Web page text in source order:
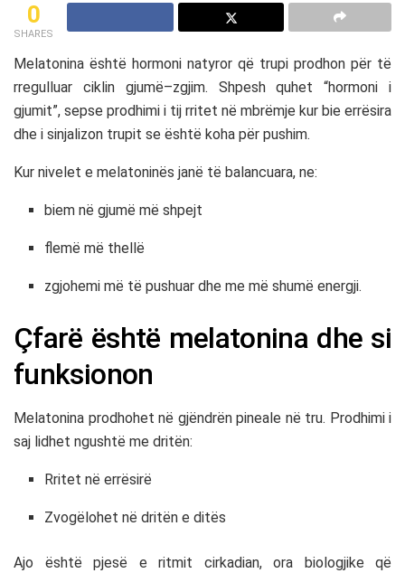
0
SHARES
Melatonina është hormoni natyror që trupi prodhon për të
rregulluar ciklin gjumë–zgjim. Shpesh quhet “hormoni i
gjumit”, sepse prodhimi i tij rritet në mbrëmje kur bie errësira
dhe i sinjalizon trupit se është koha për pushim.
Kur nivelet e melatoninës janë të balancuara, ne:
biem në gjumë më shpejt
flemë më thellë
zgjohemi më të pushuar dhe me më shumë energji.
Çfarë është melatonina dhe si
funksionon
Melatonina prodhohet në gjëndrën pineale në tru. Prodhimi i
saj lidhet ngushtë me dritën:
Rritet në errësirë
Zvogëlohet në dritën e ditës
Ajo është pjesë e ritmit cirkadian, ora biologjike që